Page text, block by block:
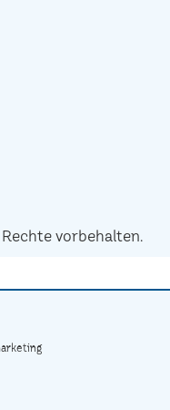
vorbehalten.